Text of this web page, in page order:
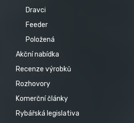
Dravci
Feeder
Položená
Akční nabídka
Recenze výrobků
Rozhovory
Komerční články
Rybářská legislativa